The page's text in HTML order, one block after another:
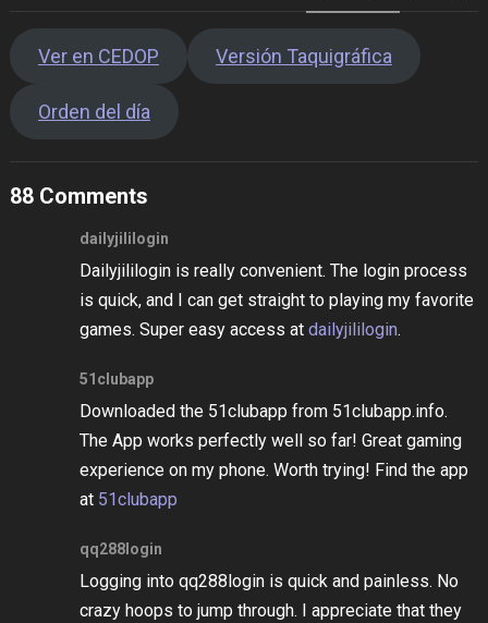
Ver en CEDOP Versión Taquigráfica
Orden del día
88 Comments
dailyjililogin
Dailyjililogin is really convenient. The login process
is quick, and I can get straight to playing my favorite
games. Super easy access at dailyjililogin.
51clubapp
Downloaded the 51clubapp from 51clubapp.info.
The App works perfectly well so far! Great gaming
experience on my phone. Worth trying! Find the app
at 51clubapp
qq288login
Logging into qq288login is quick and painless. No
crazy hoops to jump through. I appreciate that they